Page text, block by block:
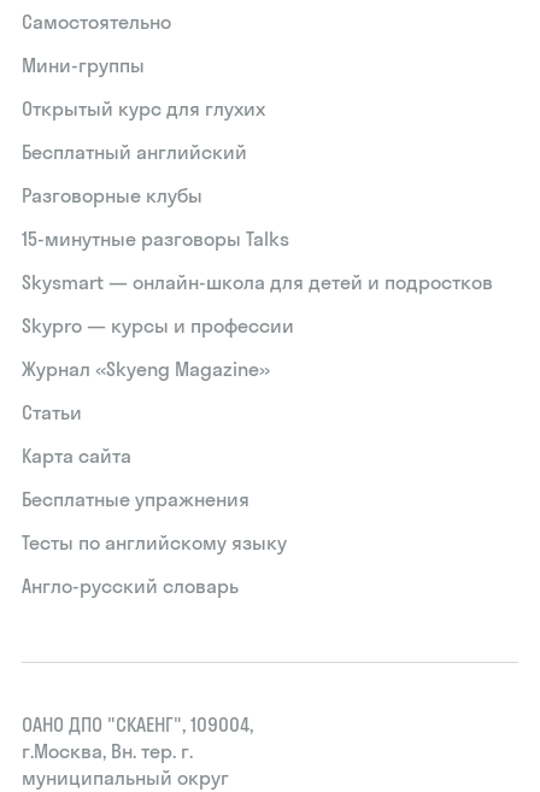
Самостоятельно
Мини-группы
Открытый курс для глухих
Бесплатный английский
Разговорные клубы
15‑минутные разговоры Talks
Skysmart — онлайн-школа для детей и подростков
Skypro — курсы и профессии
Журнал «Skyeng Magazine»
Статьи
Карта сайта
Бесплатные упражнения
Тесты по английскому языку
Англо-русский словарь
ОАНО ДПО "СКАЕНГ", 109004,
г.Москва, Вн. тер. г.
муниципальный округ